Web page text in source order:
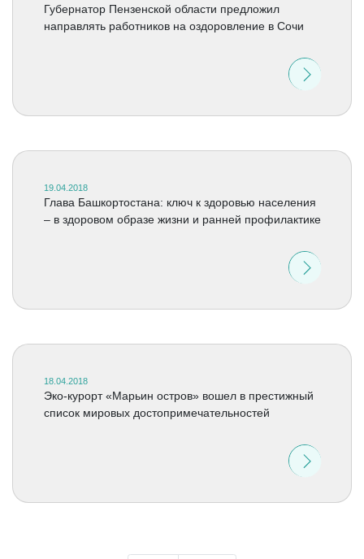
Губернатор Пензенской области предложил
направлять работников на оздоровление в Сочи
19.04.2018
Глава Башкортостана: ключ к здоровью населения
– в здоровом образе жизни и ранней профилактике
18.04.2018
Эко-курорт «Марьин остров» вошел в престижный
список мировых достопримечательностей